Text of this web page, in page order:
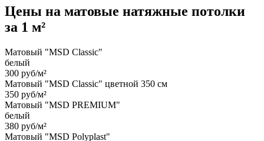
Цены на матовые натяжные потолки
за 1 м²
Матовый "MSD Classic"
белый
300 руб/м²
Матовый "MSD Classic" цветной 350 см
350 руб/м²
Матовый "MSD PREMIUM"
белый
380 руб/м²
Матовый "MSD Polyplast"